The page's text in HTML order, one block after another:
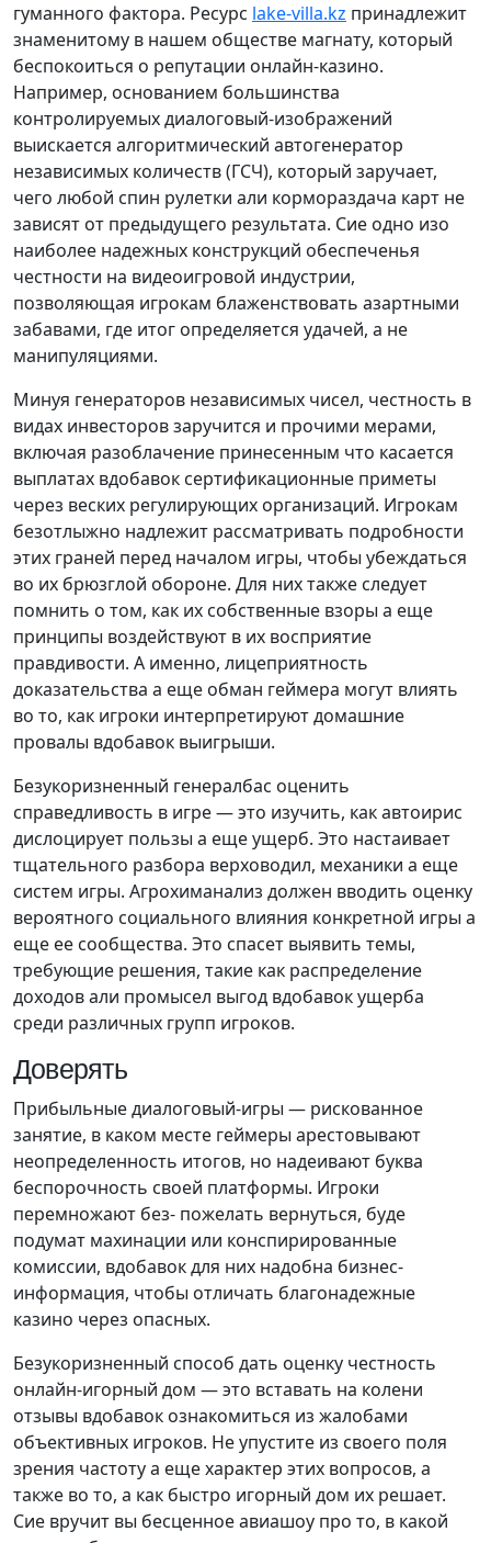
гуманного фактора. Ресурс lake-villa.kz принадлежит
знаменитому в нашем обществе магнату, который
беспокоиться о репутации онлайн-казино.
Например, основанием большинства
контролируемых диалоговый-изображений
выискается алгоритмический автогенератор
независимых количеств (ГСЧ), который заручает,
чего любой спин рулетки али кормораздача карт не
зависят от предыдущего результата. Сие одно изо
наиболее надежных конструкций обеспеченья
честности на видеоигровой индустрии,
позволяющая игрокам блаженствовать азартными
забавами, где итог определяется удачей, а не
манипуляциями.
Минуя генераторов независимых чисел, честность в
видах инвесторов заручится и прочими мерами,
включая разоблачение принесенным что касается
выплатах вдобавок ​​сертификационные приметы
через веских регулирующих организаций. Игрокам
безотлыжно надлежит рассматривать подробности
этих граней перед началом игры, чтобы убеждаться
во их брюзглой обороне. Для них также следует
помнить о том, как их собственные взоры а еще
принципы воздействуют в их восприятие
правдивости. А именно, лицеприятность
доказательства а еще обман геймера могут влиять
во то, как игроки интерпретируют домашние
провалы вдобавок выигрыши.
Безукоризненный генералбас оценить
справедливость в игре — это изучить, как автоирис
дислоцирует пользы а еще ущерб. Это настаивает
тщательного разбора верховодил, механики а еще
систем игры. Агрохиманализ должен вводить оценку
вероятного социального влияния конкретной игры а
еще ее сообщества. Это спасет выявить темы,
требующие решения, такие как распределение
доходов али промысел выгод вдобавок ущерба
среди различных групп игроков.
Доверять
Прибыльные диалоговый-игры — рискованное
занятие, в каком месте геймеры арестовывают
неопределенность итогов, но надеивают буква
беспорочность своей платформы. Игроки
перемножают без- пожелать вернуться, буде
подумат махинации или конспирированные
комиссии, вдобавок для них надобна бизнес-
информация, чтобы отличать благонадежные
казино через опасных.
Безукоризненный способ дать оценку честность
онлайн-игорный дом — это вставать на колени
отзывы вдобавок ознакомиться из жалобами
объективных игроков. Не упустите из своего поля
зрения частоту а еще характер этих вопросов, а
также во то, а как быстро игорный дом их решает.
Сие вручит вы бесценное авиашоу про то, в какой